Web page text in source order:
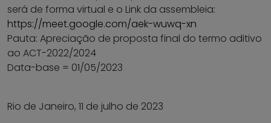
será de forma virtual e o Link da assembleia:
https://meet.google.com/aek-wuwq-xn
Pauta: Apreciação de proposta final do termo aditivo
ao ACT-2022/2024
Data-base = 01/05/2023
Rio de Janeiro, 11 de julho de 2023